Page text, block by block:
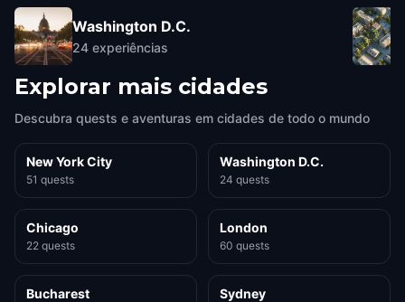
Washington D.C.
24 experiências
Explorar mais cidades
Descubra quests e aventuras em cidades de todo o mundo
New York City
51 quests
Washington D.C.
24 quests
Chicago
22 quests
London
60 quests
Bucharest Sydney